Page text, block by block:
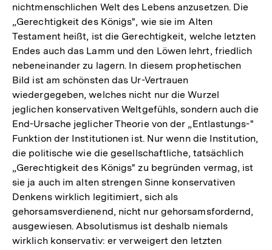
nichtmenschlichen Welt des Lebens anzusetzen. Die
„Gerechtigkeit des Königs", wie sie im Alten
Testament heißt, ist die Gerechtigkeit, welche letzten
Endes auch das Lamm und den Löwen lehrt, friedlich
nebeneinander zu lagern. In diesem prophetischen
Bild ist am schönsten das Ur-Vertrauen
wiedergegeben, welches nicht nur die Wurzel
jeglichen konservativen Weltgefühls, sondern auch die
End-Ursache jeglicher Theorie von der „Entlastungs-"
Funktion der Institutionen ist. Nur wenn die Institution,
die politische wie die gesellschaftliche, tatsächlich
„Gerechtigkeit des Königs" zu begründen vermag, ist
sie ja auch im alten strengen Sinne konservativen
Denkens wirklich legitimiert, sich als
gehorsamsverdienend, nicht nur gehorsamsfordernd,
ausgewiesen. Absolutismus ist deshalb niemals
wirklich konservativ: er verweigert den letzten